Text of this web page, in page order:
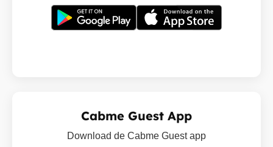
Cabme Guest App
Download de Cabme Guest app